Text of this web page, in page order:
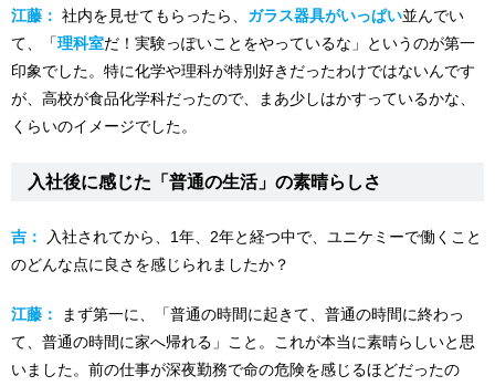
江藤： 社内を見せてもらったら、 ガラス器具がいっぱい並んでい
て、「理科室だ！実験っぽいことをやっているな」というのが第一
印象でした。特に化学や理科が特別好きだったわけではないんです
が、高校が食品化学科だったので、まあ少しはかすっているかな、
くらいのイメージでした。
入社後に感じた「普通の生活」の素晴らしさ
吉：
入社されてから、1年、2年と経つ中で、ユニケミーで働くこと
のどんな点に良さを感じられましたか？
江藤：
まず第一に、「普通の時間に起きて、普通の時間に終わっ
て、普通の時間に家へ帰れる」こと。これが本当に素晴らしいと思
いました。前の仕事が深夜勤務で命の危険を感じるほどだったの